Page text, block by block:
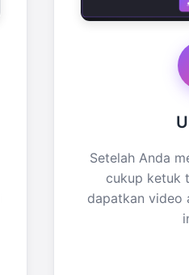
Setelah Anda
cukup ketuk
dapatkan video